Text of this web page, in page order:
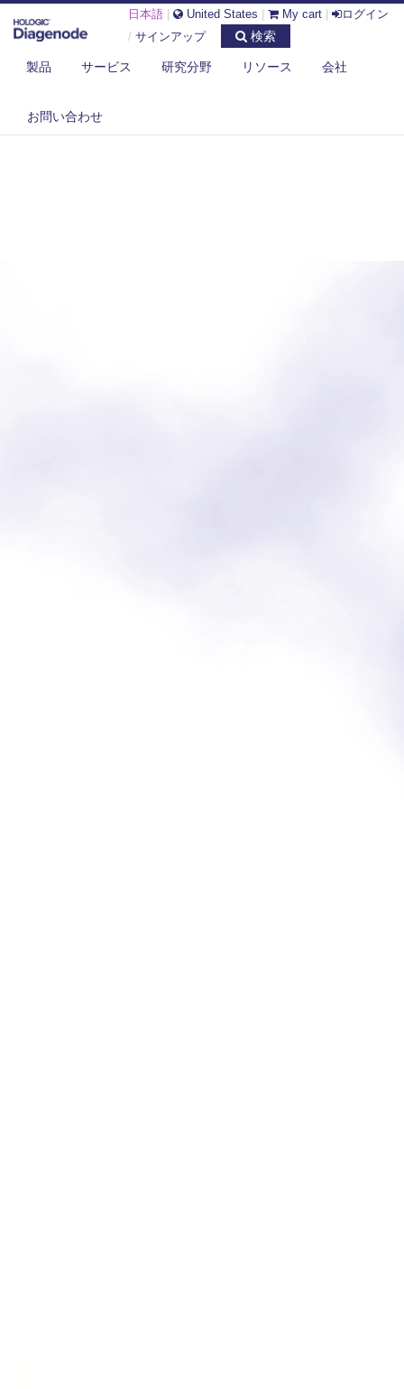
日本語 United States My cart
ログイン
/ サインアップ 検索
製品 サービス 研究分野 リソース 会社
お問い合わせ